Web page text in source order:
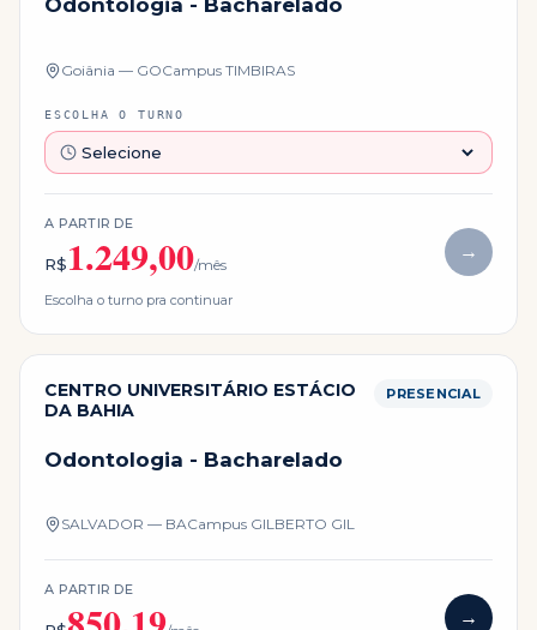
Odontologia - Bacharelado
Goiânia — GOCampus TIMBIRAS
ESCOLHA O TURNO
A PARTIR DE
R$1.249,00/mês
→
Escolha o turno pra continuar
CENTRO UNIVERSITÁRIO ESTÁCIO
DA BAHIA
PRESENCIAL
Odontologia - Bacharelado
SALVADOR — BACampus GILBERTO GIL
A PARTIR DE
→